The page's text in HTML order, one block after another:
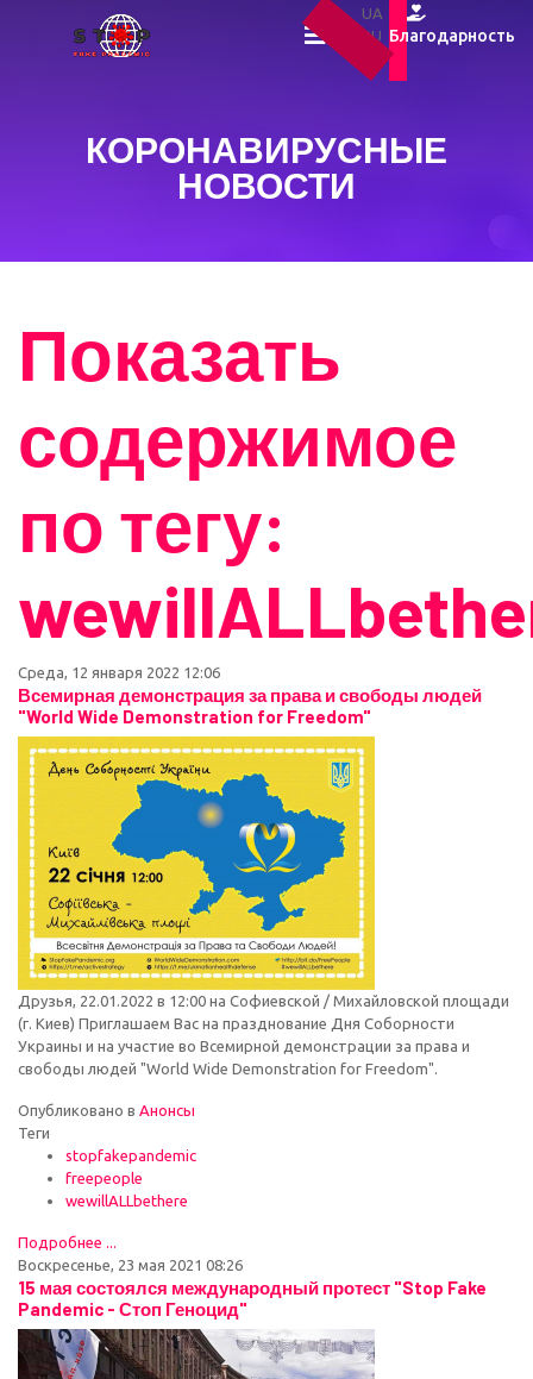
UA
RU Благодарность
КОРОНАВИРУСНЫЕ
НОВОСТИ
Показать
содержимое
по тегу:
Среда, 12 января 2022 12:06
Всемирная демонстрация за права и свободы людей
"World Wide Demonstration for Freedom"
Друзья, 22.01.2022 в 12:00 на Софиевской / Михайловской площади
(г. Киев) Приглашаем Вас на празднование Дня Соборности
Украины и на участие во Всемирной демонстрации за права и
свободы людей "World Wide Demonstration for Freedom".
Опубликовано в Анонсы
Теги
stopfakepandemic
freepeople
wewillALLbethere
Подробнее ...
Воскресенье, 23 мая 2021 08:26
15 мая состоялся международный протест "Stop Fake
Pandemic - Стоп Геноцид"